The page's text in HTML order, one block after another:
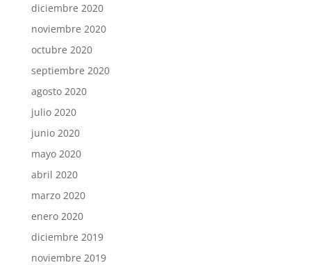
diciembre 2020
noviembre 2020
octubre 2020
septiembre 2020
agosto 2020
julio 2020
junio 2020
mayo 2020
abril 2020
marzo 2020
enero 2020
diciembre 2019
noviembre 2019